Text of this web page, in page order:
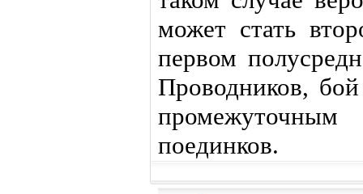
может стать
первом
Проводников,
поединков.